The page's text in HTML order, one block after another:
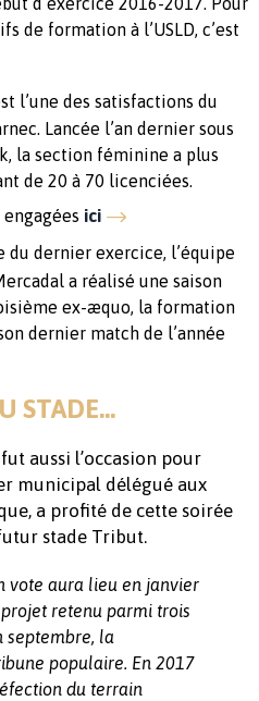
de formation à l’USLD, c’est
l’une des satisfactions du
Lancée l’an dernier sous
la section féminine a plus
de 20 à 70 licenciées.
ici
du dernier exercice, l’équipe
a réalisé une saison
ex-æquo, la formation
dernier match de l’année
STADE…
aussi l’occasion pour
municipal délégué aux
a profité de cette soirée
stade Tribut.
vote aura lieu en janvier
retenu parmi trois
septembre, la
populaire. En 2017
du terrain